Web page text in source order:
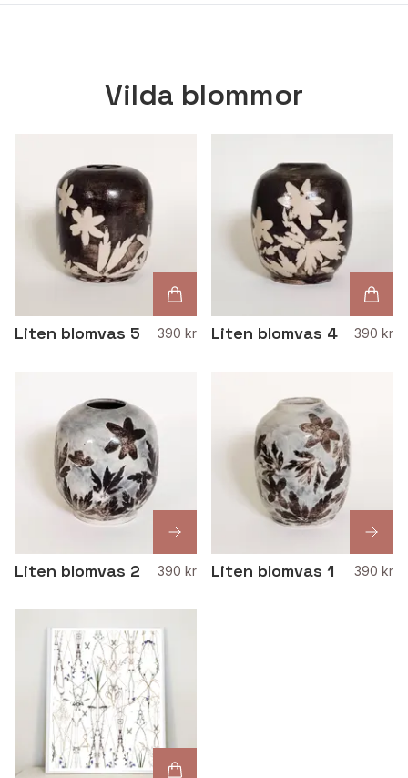
Vilda blommor
Liten blomvas 5 390 kr Liten blomvas 4 390 kr
Liten blomvas 2 390 kr Liten blomvas 1 390 kr